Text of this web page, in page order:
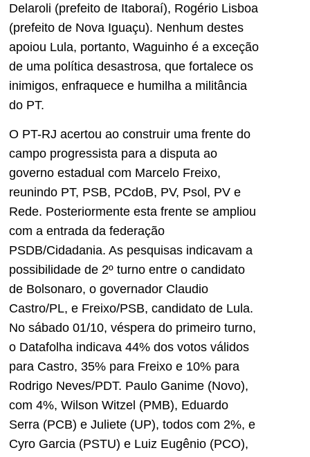
Delaroli (prefeito de Itaboraí), Rogério Lisboa
(prefeito de Nova Iguaçu). Nenhum destes
apoiou Lula, portanto, Waguinho é a exceção
de uma política desastrosa, que fortalece os
inimigos, enfraquece e humilha a militância
do PT.
O PT-RJ acertou ao construir uma frente do
campo progressista para a disputa ao
governo estadual com Marcelo Freixo,
reunindo PT, PSB, PCdoB, PV, Psol, PV e
Rede. Posteriormente esta frente se ampliou
com a entrada da federação
PSDB/Cidadania. As pesquisas indicavam a
possibilidade de 2º turno entre o candidato
de Bolsonaro, o governador Claudio
Castro/PL, e Freixo/PSB, candidato de Lula.
No sábado 01/10, véspera do primeiro turno,
o Datafolha indicava 44% dos votos válidos
para Castro, 35% para Freixo e 10% para
Rodrigo Neves/PDT. Paulo Ganime (Novo),
com 4%, Wilson Witzel (PMB), Eduardo
Serra (PCB) e Juliete (UP), todos com 2%, e
Cyro Garcia (PSTU) e Luiz Eugênio (PCO),